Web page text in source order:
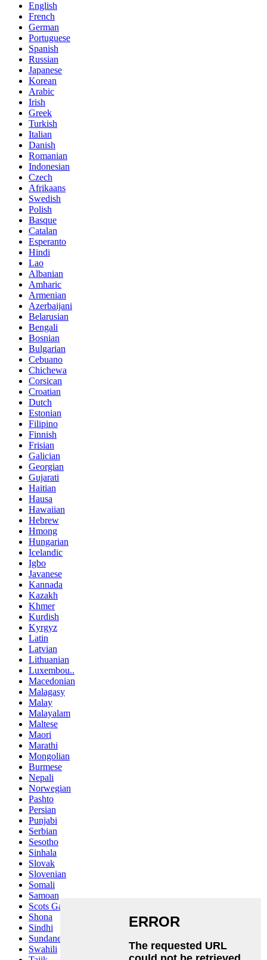
English
French
German
Portuguese
Spanish
Russian
Japanese
Korean
Arabic
Irish
Greek
Turkish
Italian
Danish
Romanian
Indonesian
Czech
Afrikaans
Swedish
Polish
Basque
Catalan
Esperanto
Hindi
Lao
Albanian
Amharic
Armenian
Azerbaijani
Belarusian
Bengali
Bosnian
Bulgarian
Cebuano
Chichewa
Corsican
Croatian
Dutch
Estonian
Filipino
Finnish
Frisian
Galician
Georgian
Gujarati
Haitian
Hausa
Hawaiian
Hebrew
Hmong
Hungarian
Icelandic
Igbo
Javanese
Kannada
Kazakh
Khmer
Kurdish
Kyrgyz
Latin
Latvian
Lithuanian
Luxembou..
Macedonian
Malagasy
Malay
Malayalam
Maltese
Maori
Marathi
Mongolian
Burmese
Nepali
Norwegian
Pashto
Persian
Punjabi
Serbian
Sesotho
Sinhala
Slovak
Slovenian
Somali
Samoan
Scots Gaelic
Shona
Sindhi
Sundanese
Swahili